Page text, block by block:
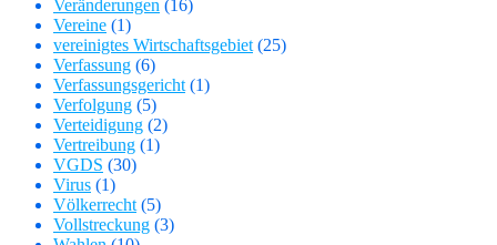
Veränderungen (16)
Vereine (1)
vereinigtes Wirtschaftsgebiet (25)
Verfassung (6)
Verfassungsgericht (1)
Verfolgung (5)
Verteidigung (2)
Vertreibung (1)
VGDS (30)
Virus (1)
Völkerrecht (5)
Vollstreckung (3)